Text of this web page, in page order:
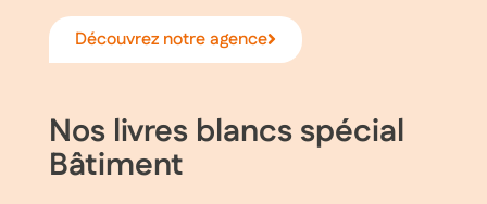
Découvrez notre agence
Nos livres blancs spécial
Bâtiment